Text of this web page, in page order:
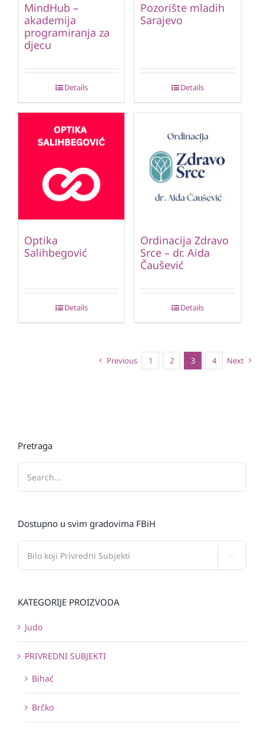
MindHub –
akademija
programiranja za
djecu
Details
Pozorište mladih
Sarajevo
Details
Optika
Salihbegović
Details
Ordinacija Zdravo
Srce – dr. Aida
Čaušević
Details
Previous 1 2 3 4 Next
Pretraga
Dostupno u svim gradovima FBiH
KATEGORIJE PROIZVODA
Judo
PRIVREDNI SUBJEKTI
Bihać
Brčko